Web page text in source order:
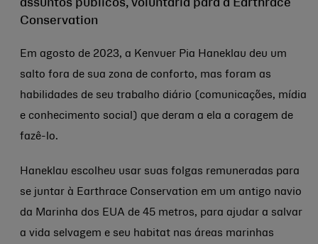
assuntos públicos, voluntária para a Earthrace
Conservation
Em agosto de 2023, a Kenvuer Pia Haneklau deu um
salto fora de sua zona de conforto, mas foram as
habilidades de seu trabalho diário (comunicações, mídia
e conhecimento social) que deram a ela a coragem de
fazê-lo.
Haneklau escolheu usar suas folgas remuneradas para
se juntar à Earthrace Conservation em um antigo navio
da Marinha dos EUA de 45 metros, para ajudar a salvar
a vida selvagem e seu habitat nas áreas marinhas